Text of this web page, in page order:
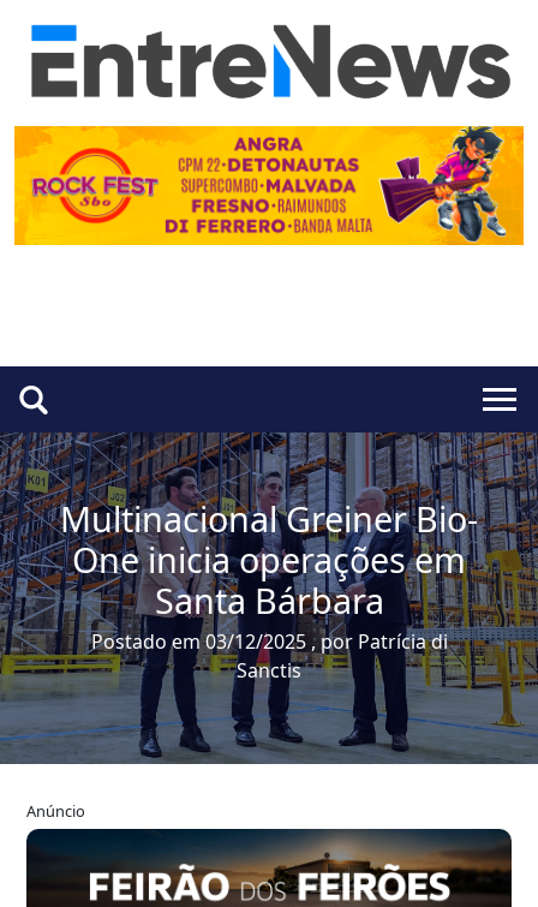
Multinacional Greiner Bio-
One inicia operações em
Santa Bárbara
Postado em 03/12/2025 , por Patrícia di
Sanctis
Anúncio